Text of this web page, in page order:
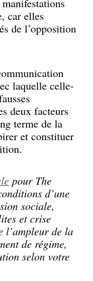
car elles
de l’opposition
laquelle celle-
deux facteurs
terme de la
et constituer
pour The
d’une
sociale,
et crise
l’ampleur de la
de régime,
selon votre